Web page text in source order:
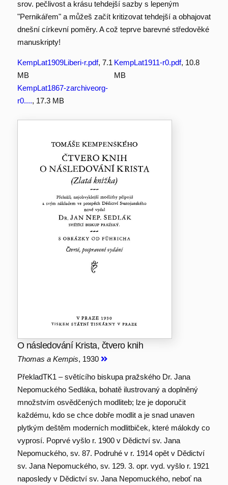
srov. pečlivost a krásu tehdejší sazby s lepeným
"Pernikářem" a můžeš začít kritizovat tehdejší a obhajovat
dnešní církevní poměry. A což teprve barevné středověké
manuskripty!
KempLat1909Liberi-r.pdf, 7.1
MB
KempLat1911-r0.pdf, 10.8
MB
KempLat1867-zarchiveorg-
r0...., 17.3 MB
O následování Krista, čtvero knih
Thomas a Kempis, 1930
PřekladTK1 – světícího biskupa pražského Dr. Jana
Nepomuckého Sedláka, bohatě ilustrovaný a doplněný
množstvím osvědčených modliteb; lze je doporučit
každému, kdo se chce dobře modlit a je snad unaven
plytkým deštěm moderních modlitbiček, které málokdy co
vyprosí. Poprvé vyšlo r. 1900 v Dědictví sv. Jana
Nepomuckého, sv. 87. Podruhé v r. 1914 opět v Dědictví
sv. Jana Nepomuckého, sv. 129. 3. opr. vyd. vyšlo r. 1921
naposledy v Dědictví sv. Jana Nepomuckého, neboť na